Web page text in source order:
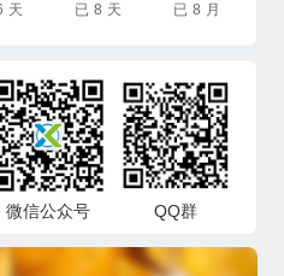
天 已 8 天 已 8 月
微信公众号 QQ群